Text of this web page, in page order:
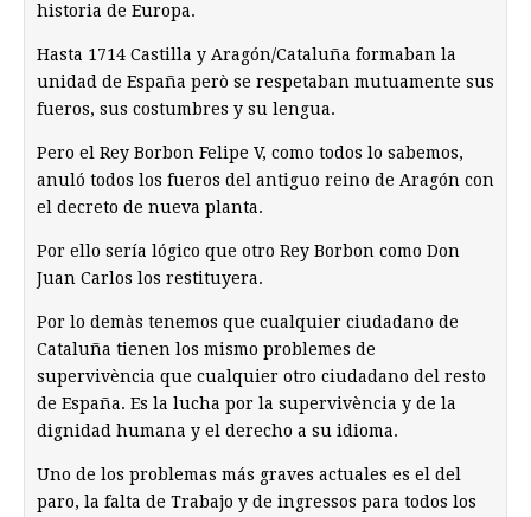
historia de Europa.
Hasta 1714 Castilla y Aragón/Cataluña formaban la
unidad de España però se respetaban mutuamente sus
fueros, sus costumbres y su lengua.
Pero el Rey Borbon Felipe V, como todos lo sabemos,
anuló todos los fueros del antiguo reino de Aragón con
el decreto de nueva planta.
Por ello sería lógico que otro Rey Borbon como Don
Juan Carlos los restituyera.
Por lo demàs tenemos que cualquier ciudadano de
Cataluña tienen los mismo problemes de
supervivència que cualquier otro ciudadano del resto
de España. Es la lucha por la supervivència y de la
dignidad humana y el derecho a su idioma.
Uno de los problemas más graves actuales es el del
paro, la falta de Trabajo y de ingressos para todos los